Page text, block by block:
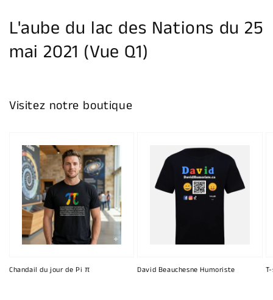
L'aube du lac des Nations du 25
mai 2021 (Vue Q1)
Visitez notre boutique
Chandail du jour de Pi π David Beauchesne Humoriste